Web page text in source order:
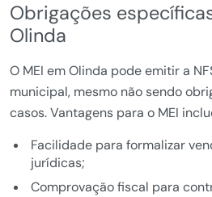
Obrigações
Olinda
O MEI em Olinda pode emitir a
municipal, mesmo não sendo
casos. Vantagens para o MEI
Facilidade para formalizar
jurídicas;
Comprovação fiscal para